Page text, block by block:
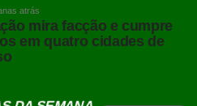
atrás
mira facção e cumpre
em quatro cidades de